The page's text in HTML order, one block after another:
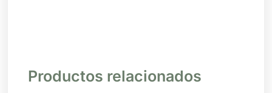
Productos relacionados